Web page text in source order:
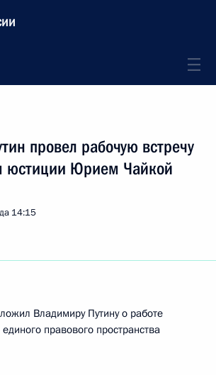
провел рабочую встречу
юстиции Юрием Чайкой
14:15
Владимиру Путину о работе
правового пространства